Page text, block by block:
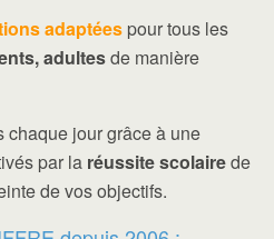
adaptées pour tous les
adultesde manière
chaque jour grâce à une
par la réussite scolairede
de vos objectifs.